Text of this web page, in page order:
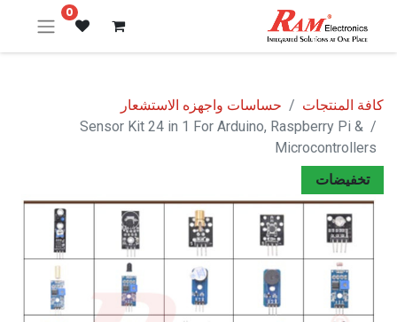
0
كافة المنتجات
حساسات واجهزه الاستشعار
Sensor Kit 24 in 1 For Arduino, Raspberry Pi &
Microcontrollers
تخفيضات